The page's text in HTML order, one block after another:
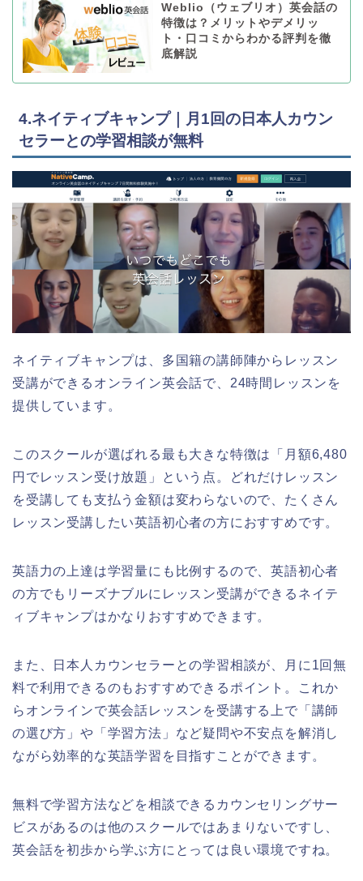
Weblio（ウェブリオ）英会話の
特徴は？メリットやデメリッ
ト・口コミからわかる評判を徹
底解説
4.ネイティブキャンプ｜月1回の日本人カウン
セラーとの学習相談が無料
ネイティブキャンプは、多国籍の講師陣からレッスン
受講ができるオンライン英会話で、24時間レッスンを
提供しています。
このスクールが選ばれる最も大きな特徴は「月額6,480
円でレッスン受け放題」という点。どれだけレッスン
を受講しても支払う金額は変わらないので、たくさん
レッスン受講したい英語初心者の方におすすめです。
英語力の上達は学習量にも比例するので、英語初心者
の方でもリーズナブルにレッスン受講ができるネイテ
ィブキャンプはかなりおすすめできます。
また、日本人カウンセラーとの学習相談が、月に1回無
料で利用できるのもおすすめできるポイント。これか
らオンラインで英会話レッスンを受講する上で「講師
の選び方」や「学習方法」など疑問や不安点を解消し
ながら効率的な英語学習を目指すことができます。
無料で学習方法などを相談できるカウンセリングサー
ビスがあるのは他のスクールではあまりないですし、
英会話を初歩から学ぶ方にとっては良い環境ですね。